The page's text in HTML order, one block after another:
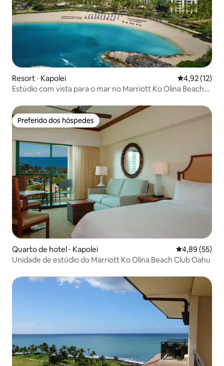
Resort ⋅ Kapolei 4,92 de uma
4,92 (12)
Estúdio com vista para o mar no Marriott Ko Olina Beach
Preferido dos hóspedes
Preferido dos hóspedes
Quarto de hotel ⋅ Kapolei 4,89 de uma
4,89 (55)
Unidade de estúdio do Marriott Ko Olina Beach Club Oahu